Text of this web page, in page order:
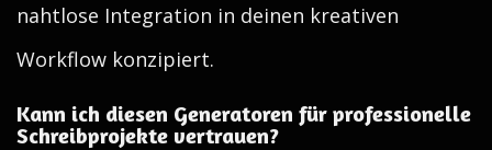
nahtlose Integration in deinen kreativen
Workflow konzipiert.
Kann ich diesen Generatoren für professionelle
Schreibprojekte vertrauen?